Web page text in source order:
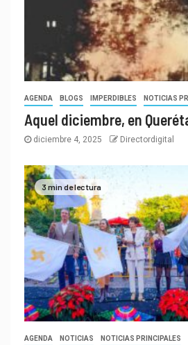
AGENDA BLOGS IMPERDIBLES NOTICIAS
Aquel diciembre, en
diciembre 4, 2025 Directordigital
3 min de lectura
AGENDA NOTICIAS NOTICIAS PRINCIPALES